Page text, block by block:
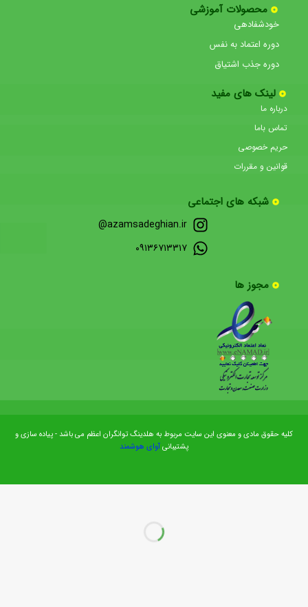
محصولات آموزشی
خودشفادهی
دوره اعتماد به نفس
دوره جذب اشتیاق
لینک های مفید
درباره ما
تماس باما
حریم خصوصی
قوانین و مقررات
شبکه های اجتماعی
azamsadeghian.ir@
۰۹۱۳۶۷۱۳۳۱۷
مجوز ها
کلیه حقوق مادی و معنوی این سایت مربوط به هلدینگ توانگران اعظم می باشد - پیاده سازی و
پشتیبانیآوای هوشمند